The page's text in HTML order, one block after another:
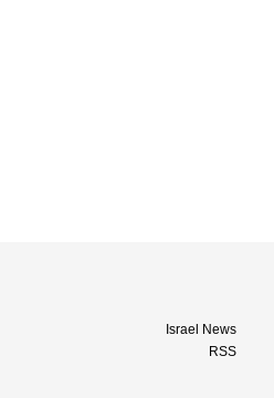
Israel News
RSS